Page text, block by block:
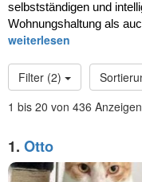
selbstständigen und
Wohnungshaltung als
weiterlesen
Filter (2)
1 bis 20 von 436 Anzeigen
1. Otto